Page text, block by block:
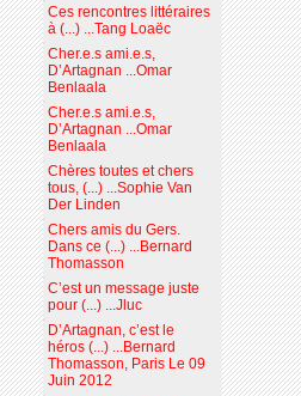
Ces rencontres littéraires
à (...) ...Tang Loaëc
Cher.e.s ami.e.s,
D’Artagnan ...Omar
Benlaala
Cher.e.s ami.e.s,
D’Artagnan ...Omar
Benlaala
Chères toutes et chers
tous, (...) ...Sophie Van
Der Linden
Chers amis du Gers.
Dans ce (...) ...Bernard
Thomasson
C’est un message juste
pour (...) ...Jluc
D’Artagnan, c’est le
héros (...) ...Bernard
Thomasson, Paris Le 09
Juin 2012